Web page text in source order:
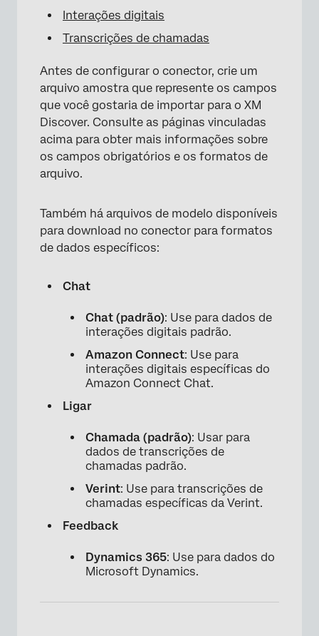
Interações digitais
Transcrições de chamadas
Antes de configurar o conector, crie um
arquivo amostra que represente os campos
que você gostaria de importar para o XM
Discover. Consulte as páginas vinculadas
acima para obter mais informações sobre
os campos obrigatórios e os formatos de
arquivo.
Também há arquivos de modelo disponíveis
para download no conector para formatos
de dados específicos:
Chat
Chat (padrão): Use para dados de
interações digitais padrão.
Amazon Connect: Use para
interações digitais específicas do
Amazon Connect Chat.
Ligar
Chamada (padrão): Usar para
dados de transcrições de
chamadas padrão.
Verint: Use para transcrições de
chamadas específicas da Verint.
Feedback
Dynamics 365: Use para dados do
Microsoft Dynamics.